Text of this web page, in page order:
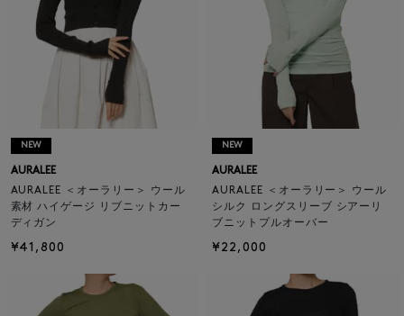
NEW
AURALEE
AURALEE ＜オーラリー＞ ウール
素材 ハイゲージ リブニットカー
ディガン
¥41,800
NEW
AURALEE
AURALEE ＜オーラリー＞ ウール
シルク ロングスリーブ シアーリ
ブニットプルオーバー
¥22,000